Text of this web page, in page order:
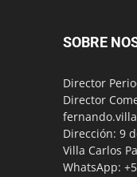
SOBRE
Director
Director
Dirección: 9
Villa Carlos
WhatsApp: